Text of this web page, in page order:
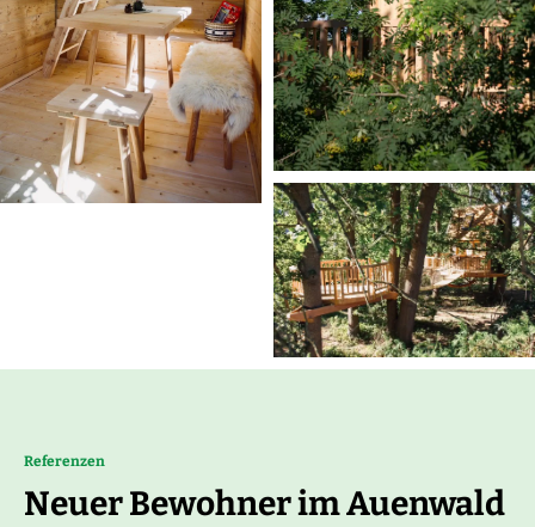
Referenzen
Neuer Bewohner im Auenwald